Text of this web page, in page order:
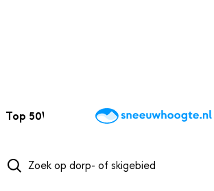
Top 50Webcams WintersportweerKaarten